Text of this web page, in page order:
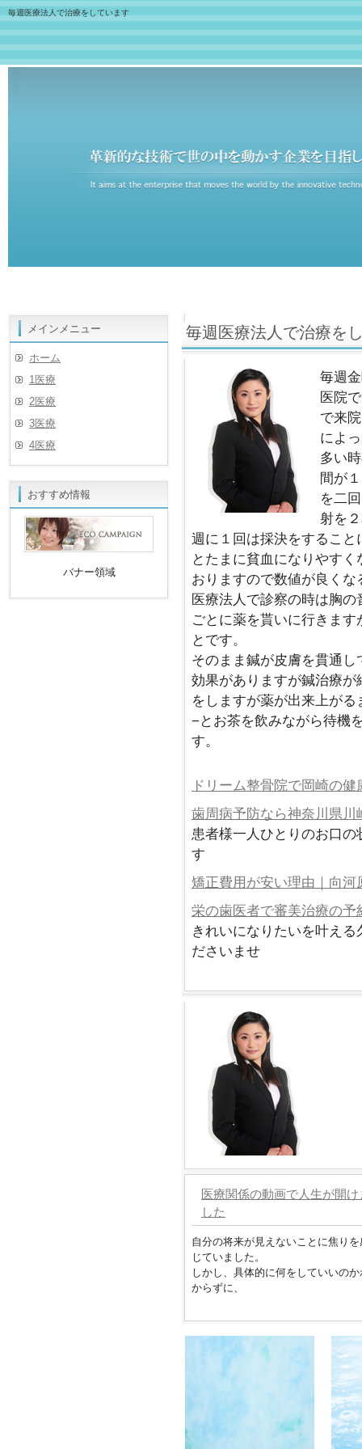
毎週医療法人で治療をしています
毎週医療法人で治療を
毎週
医院
で来
によ
多い
間が
を二
射を
週に１回は採決をするこ
とたまに貧血になりやす
おりますので数値が良く
医療法人で診察の時は胸
ごとに薬を貰いに行きま
とです。
そのまま鍼が皮膚を貫通
効果がありますが鍼治療
をしますが薬が出来上が
−とお茶を飲みながら待機
す。
ドリーム整骨院で岡崎の健
歯周病予防なら神奈川県川
患者様一人ひとりのお口
す
矯正費用が安い理由｜向
栄の歯医者で審美治療の予
きれいになりたいを叶え
ださいませ
医療関係の動画で人生が開け
した
自分の将来が見えないことに焦りを
じていました。
しかし、具体的に何をしていいのか
からずに、
メインメニュー
ホーム
1医療
2医療
3医療
4医療
おすすめ情報
バナー領域